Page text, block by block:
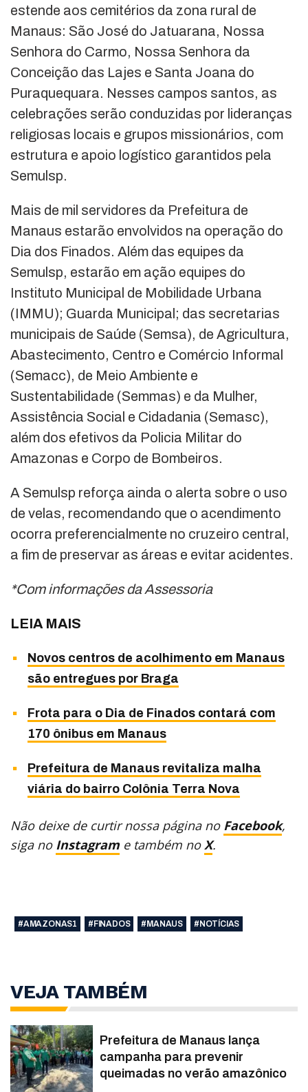
estende aos cemitérios da zona rural de
Manaus: São José do Jatuarana, Nossa
Senhora do Carmo, Nossa Senhora da
Conceição das Lajes e Santa Joana do
Puraquequara. Nesses campos santos, as
celebrações serão conduzidas por lideranças
religiosas locais e grupos missionários, com
estrutura e apoio logístico garantidos pela
Semulsp.
Mais de mil servidores da Prefeitura de
Manaus estarão envolvidos na operação do
Dia dos Finados. Além das equipes da
Semulsp, estarão em ação equipes do
Instituto Municipal de Mobilidade Urbana
(IMMU); Guarda Municipal; das secretarias
municipais de Saúde (Semsa), de Agricultura,
Abastecimento, Centro e Comércio Informal
(Semacc), de Meio Ambiente e
Sustentabilidade (Semmas) e da Mulher,
Assistência Social e Cidadania (Semasc),
além dos efetivos da Policia Militar do
Amazonas e Corpo de Bombeiros.
A Semulsp reforça ainda o alerta sobre o uso
de velas, recomendando que o acendimento
ocorra preferencialmente no cruzeiro central,
a fim de preservar as áreas e evitar acidentes.
*Com informações da Assessoria
LEIA MAIS
Novos centros de acolhimento em Manaus
são entregues por Braga
Frota para o Dia de Finados contará com
170 ônibus em Manaus
Prefeitura de Manaus revitaliza malha
viária do bairro Colônia Terra Nova
Não deixe de curtir nossa página no Facebook,
siga no Instagram e também noX.
#AMAZONAS1 #FINADOS #MANAUS #NOTÍCIAS
VEJA TAMBÉM
Prefeitura de Manaus lança
campanha para prevenir
queimadas no verão amazônico